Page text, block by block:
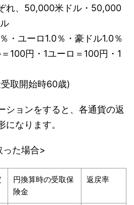
れ、50,000米ドル・50,000
・ユーロ1.0％・豪ドル1.0％
100円・1ユーロ＝100円・1
取開始時60歳)
ションをすると、各通貨の返
になります。
った場合>
円換算時の受取保
険金
返戻率